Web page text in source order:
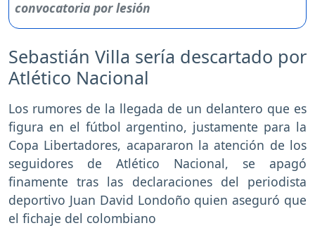
Sebastián Villa sería descartado por
Atlético Nacional
Los rumores de la llegada de un delantero que es
figura en el fútbol argentino, justamente para la
Copa Libertadores, acapararon la atención de los
seguidores de Atlético Nacional, se apagó
finamente tras las declaraciones del periodista
deportivo Juan David Londoño quien aseguró que
el fichaje del colombiano